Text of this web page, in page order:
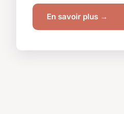
En savoir plus →